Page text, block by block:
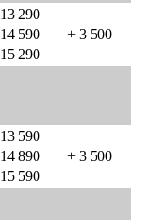
13 290
+ 3 500
14 590
15 290
13 590
+ 3 500
14 890
15 590